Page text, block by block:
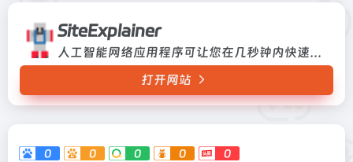
SiteExplainer
人工智能网络应用程序可让您在几秒钟内快速准确地总结任何网站
打开网站
0 0 0 0 0